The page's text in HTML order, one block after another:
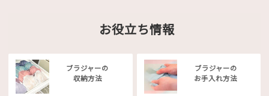
お役立ち情報
ブラジャーの
収納方法
ブラジャーの
お手入れ方法